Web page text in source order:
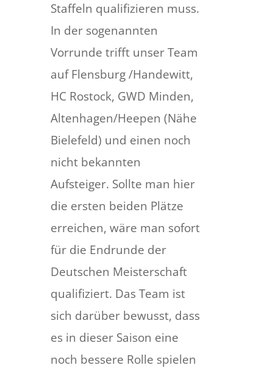
Staffeln qualifizieren muss.
In der sogenannten
Vorrunde trifft unser Team
auf Flensburg /Handewitt,
HC Rostock, GWD Minden,
Altenhagen/Heepen (Nähe
Bielefeld) und einen noch
nicht bekannten
Aufsteiger. Sollte man hier
die ersten beiden Plätze
erreichen, wäre man sofort
für die Endrunde der
Deutschen Meisterschaft
qualifiziert. Das Team ist
sich darüber bewusst, dass
es in dieser Saison eine
noch bessere Rolle spielen